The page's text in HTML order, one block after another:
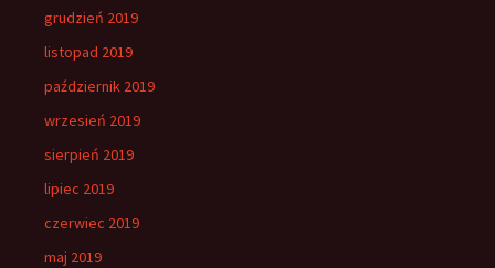
grudzień 2019
listopad 2019
październik 2019
wrzesień 2019
sierpień 2019
lipiec 2019
czerwiec 2019
maj 2019